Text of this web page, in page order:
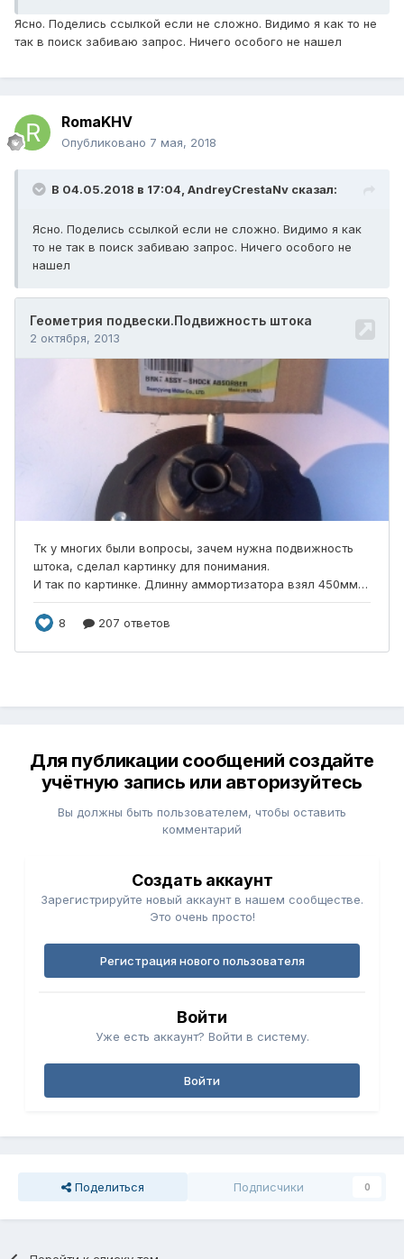
Ясно. Поделись ссылкой если не сложно. Видимо я как то не
так в поиск забиваю запрос. Ничего особого не нашел
RomaKHV
Опубликовано 7 мая, 2018
В 04.05.2018 в 17:04, AndreyCrestaNv сказал:
Ясно. Поделись ссылкой если не сложно. Видимо я как
то не так в поиск забиваю запрос. Ничего особого не
нашел
Для публикации сообщений создайте
учётную запись или авторизуйтесь
Вы должны быть пользователем, чтобы оставить
комментарий
Создать аккаунт
Зарегистрируйте новый аккаунт в нашем сообществе.
Это очень просто!
Регистрация нового пользователя
Войти
Уже есть аккаунт? Войти в систему.
Войти
Поделиться Подписчики 0